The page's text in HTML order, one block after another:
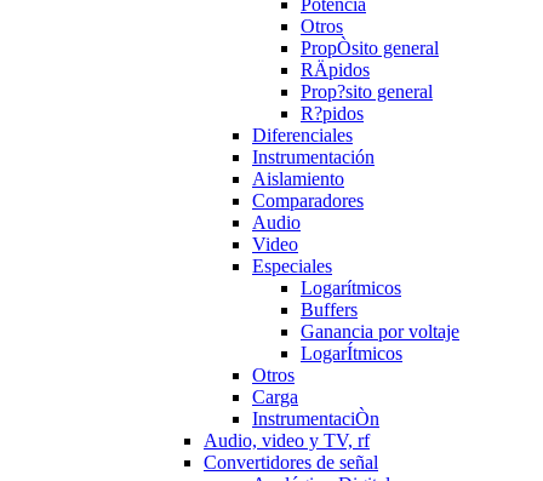
Potencia
Otros
PropÒsito general
RÄpidos
Prop?sito general
R?pidos
Diferenciales
Instrumentación
Aislamiento
Comparadores
Audio
Video
Especiales
Logarítmicos
Buffers
Ganancia por voltaje
LogarÍtmicos
Otros
Carga
InstrumentaciÒn
Audio, video y TV, rf
Convertidores de señal